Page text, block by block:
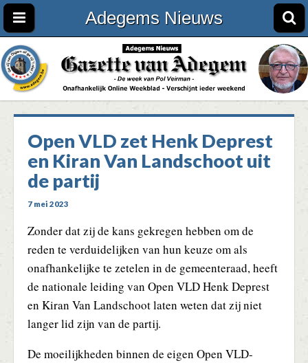
Adegems Nieuws
Open VLD zet Henk Deprest
en Kiran Van Landschoot uit
de partij
7 mei 2023
Zonder dat zij de kans gekregen hebben om de
reden te verduidelijken van hun keuze om als
onafhankelijke te zetelen in de gemeenteraad, heeft
de nationale leiding van Open VLD Henk Deprest
en Kiran Van Landschoot laten weten dat zij niet
langer lid zijn van de partij.
De moeilijkheden binnen de eigen Open VLD-